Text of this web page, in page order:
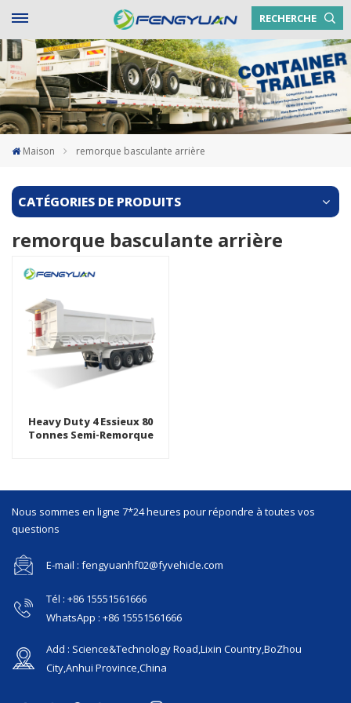
RECHERCHE
Maison remorque basculante arrière
CATÉGORIES DE PRODUITS
remorque basculante arrière
Heavy Duty 4 Essieux 80
Tonnes Semi-Remorque
Nous sommes en ligne 7*24 heures pour répondre à toutes vos
questions
E-mail : fengyuanhf02@fyvehicle.com
Tél : +86 15551561666
WhatsApp : +86 15551561666
Add : Science&Technology Road,Lixin Country,BoZhou
City,Anhui Province,China